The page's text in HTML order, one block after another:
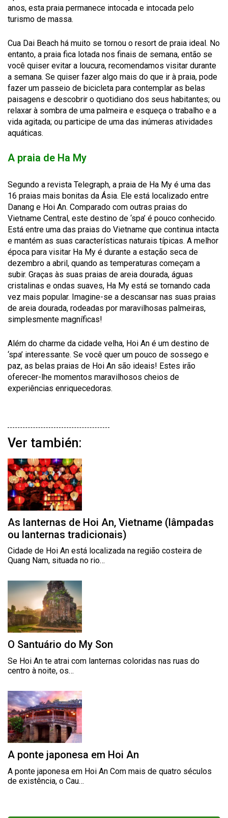
anos, esta praia permanece intocada e intocada pelo
turismo de massa.
Cua Dai Beach há muito se tornou o resort de praia ideal. No
entanto, a praia fica lotada nos finais de semana, então se
você quiser evitar a loucura, recomendamos visitar durante
a semana. Se quiser fazer algo mais do que ir à praia, pode
fazer um passeio de bicicleta para contemplar as belas
paisagens e descobrir o quotidiano dos seus habitantes; ou
relaxar à sombra de uma palmeira e esqueça o trabalho e a
vida agitada; ou participe de uma das inúmeras atividades
aquáticas.
A praia de Ha My
Segundo a revista Telegraph, a praia de Ha My é uma das
16 praias mais bonitas da Ásia. Ele está localizado entre
Danang e Hoi An. Comparado com outras praias do
Vietname Central, este destino de ‘spa’ é pouco conhecido.
Está entre uma das praias do Vietname que continua intacta
e mantém as suas características naturais típicas. A melhor
época para visitar Ha My é durante a estação seca de
dezembro a abril, quando as temperaturas começam a
subir. Graças às suas praias de areia dourada, águas
cristalinas e ondas suaves, Ha My está se tornando cada
vez mais popular. Imagine-se a descansar nas suas praias
de areia dourada, rodeadas por maravilhosas palmeiras,
simplesmente magníficas!
Além do charme da cidade velha, Hoi An é um destino de
‘spa’ interessante. Se você quer um pouco de sossego e
paz, as belas praias de Hoi An são ideais! Estes irão
oferecer-lhe momentos maravilhosos cheios de
experiências enriquecedoras.
Ver también:
As lanternas de Hoi An, Vietname (lâmpadas
ou lanternas tradicionais)
Cidade de Hoi An está localizada na região costeira de
Quang Nam, situada no rio…
O Santuário do My Son
Se Hoi An te atrai com lanternas coloridas nas ruas do
centro à noite, os…
A ponte japonesa em Hoi An
A ponte japonesa em Hoi An Com mais de quatro séculos
de existência, o Cau…